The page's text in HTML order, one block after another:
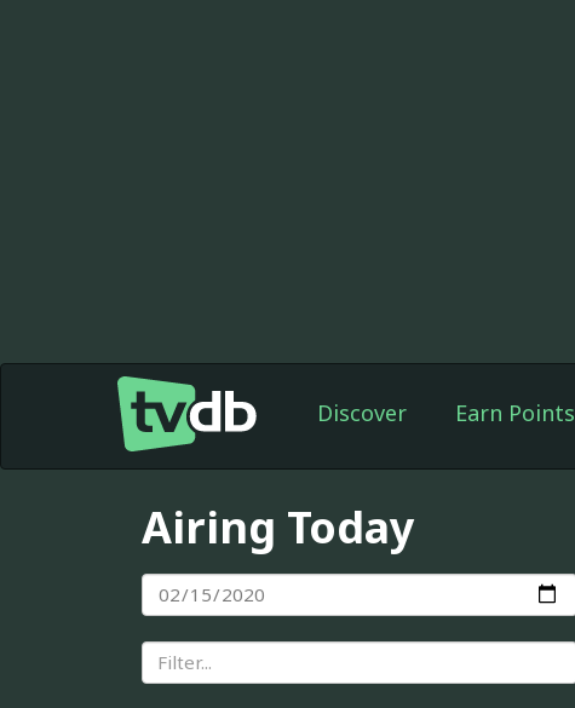
Discover Earn Points
Airing Today